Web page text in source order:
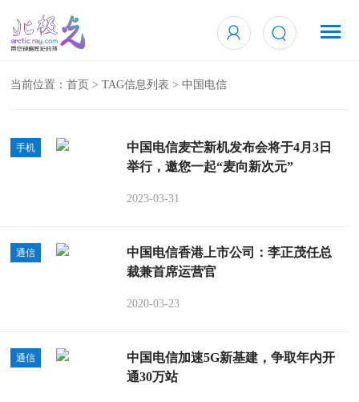
当前位置：首页 > TAG信息列表 > 中国电信
手机
中国电信麦芒新机发布会将于4月3日
举行，邀您一起“麦向新次元”
2023-03-31
通信
中国电信香港上市公司：李正茂任总
裁兼首席运营官
2020-03-23
通信
中国电信加速5G新基建，争取年内开
通30万站